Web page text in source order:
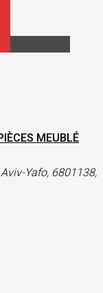
MEUBLÉ
Yafo, 6801138,